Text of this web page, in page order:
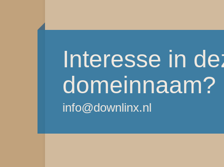
Interesse in
domeinnaam?
info@downlinx.nl